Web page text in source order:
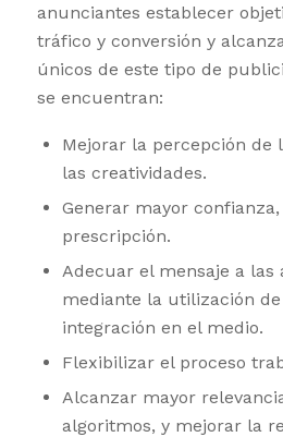
anunciantes establecer
tráfico y conversión y
únicos de este tipo de
se encuentran:
Mejorar la percepción de
las creatividades.
Generar mayor
prescripción.
Adecuar el mensaje a las
mediante la utilización
integración en el medio.
Flexibilizar el proceso
Alcanzar mayor
algoritmos, y mejorar la